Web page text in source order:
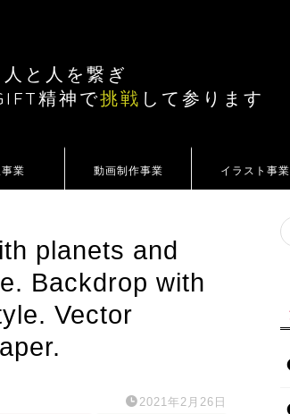
人と人を繋ぎ
精神で挑戦 して参ります
業 動画制作事業 イラスト事業
planets and
Backdrop with
Vector
2021年2月26日